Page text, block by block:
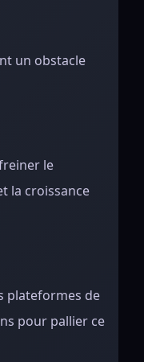
un obstacle
le
la croissance
plateformes de
pour pallier ce